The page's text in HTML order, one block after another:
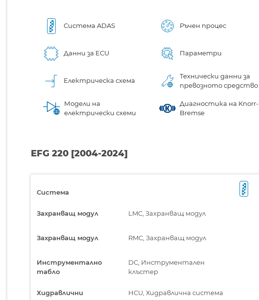
Система ADAS Ръчен процес
Данни за ECU Параметри
Електрическа схема
Технически данни за
превозното средство
Модели на
електрически схеми
Диагностика на Knorr-
Bremse
EFG 220 [2004-2024]
Система
Захранващ модул LMC, Захранващ модул
Захранващ модул RMC, Захранващ модул
Инструментално
табло
DC, Инструментален
клъстер
Хидравлични
HCU, Хидравлична система